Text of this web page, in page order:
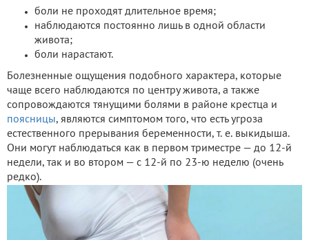
боли не проходят длительное время;
наблюдаются постоянно лишь в одной области
живота;
боли нарастают.
Болезненные ощущения подобного характера, которые
чаще всего наблюдаются по центру живота, а также
сопровождаются тянущими болями в районе крестца и
поясницы, являются симптомом того, что есть угроза
естественного прерывания беременности, т. е. выкидыша.
Они могут наблюдаться как в первом триместре — до 12-й
недели, так и во втором — с 12-й по 23-ю неделю (очень
редко).